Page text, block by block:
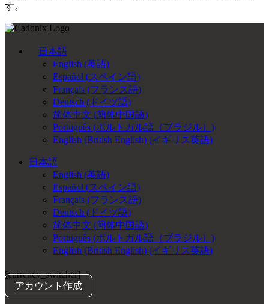
す。
日本語
English (英語)
Español (スペイン語)
Français (フランス語)
Deutsch ( ドイツ語)
简体中文 (簡体中国語)
Português (ポルトガル語（ブラジル） )
English (British English) (イギリス英語)
日本語
English (英語)
Español (スペイン語)
Français (フランス語)
Deutsch ( ドイツ語)
简体中文 (簡体中国語)
Português (ポルトガル語（ブラジル） )
English (British English) (イギリス英語)
[currency_switcher]
アカウント作成